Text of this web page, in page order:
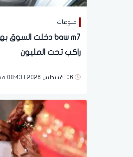
منوعات
راكب تحت المليون
06 اغسطس 2026 | 08:43 مساءً